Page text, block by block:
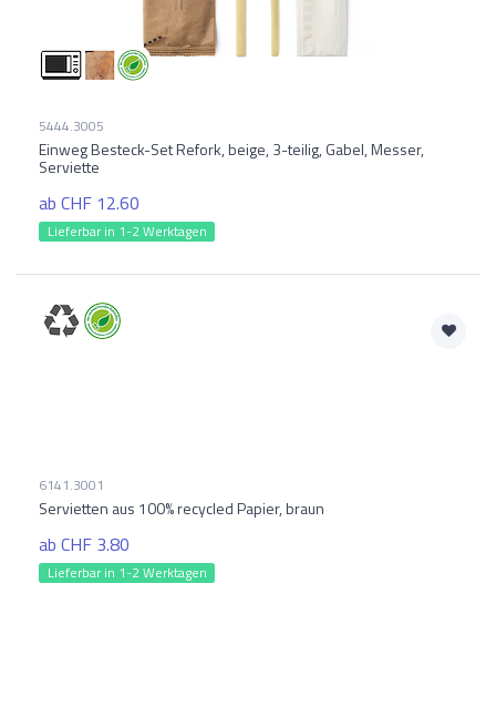
5444.3005
Einweg Besteck-Set Refork, beige, 3-teilig, Gabel, Messer,
Serviette
ab CHF 12.60
Lieferbar in 1-2 Werktagen
6141.3001
Servietten aus 100% recycled Papier, braun
ab CHF 3.80
Lieferbar in 1-2 Werktagen